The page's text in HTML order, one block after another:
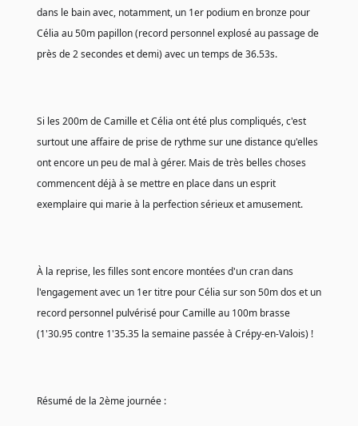
dans le bain avec, notamment, un 1er podium en bronze pour
Célia au 50m papillon (record personnel explosé au passage de
près de 2 secondes et demi) avec un temps de 36.53s.
Si les 200m de Camille et Célia ont été plus compliqués, c'est
surtout une affaire de prise de rythme sur une distance qu'elles
ont encore un peu de mal à gérer. Mais de très belles choses
commencent déjà à se mettre en place dans un esprit
exemplaire qui marie à la perfection sérieux et amusement.
À la reprise, les filles sont encore montées d'un cran dans
l'engagement avec un 1er titre pour Célia sur son 50m dos et un
record personnel pulvérisé pour Camille au 100m brasse
(1'30.95 contre 1'35.35 la semaine passée à Crépy-en-Valois) !
Résumé de la 2ème journée :